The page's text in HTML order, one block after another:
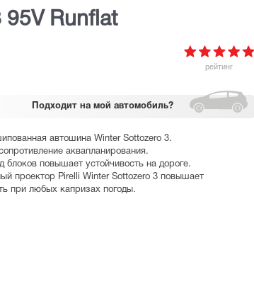
95V Runflat
рейтинг
Подходит на мой автомобиль?
автошина Winter Sottozero 3.
аквапланирования.
блоков повышает устойчивость на дороге.
проектор Pirelli Winter Sottozero 3 повышает
при любых капризах погоды.